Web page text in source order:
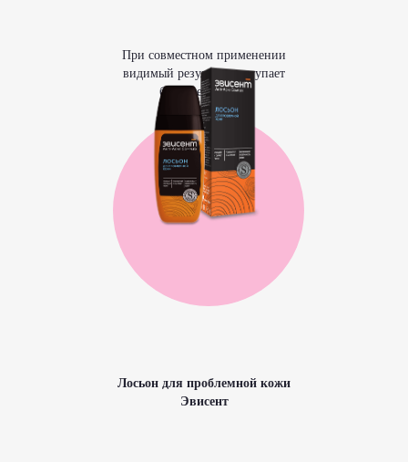
При совместном применении
видимый результат наступает
быстрее в 2 раза
Лосьон для проблемной кожи
Эвисент